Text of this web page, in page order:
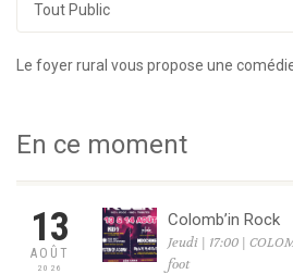
Tout Public
Le foyer rural vous propose une
En ce moment
13
AOÛT
2026
Colomb’in Rock
Jeudi | 17:00 |
foot